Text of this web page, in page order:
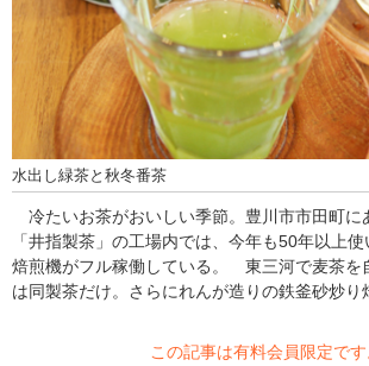
水出し緑茶と秋冬番茶
冷たいお茶がおいしい季節。豊川市市田町に
「井指製茶」の工場内では、今年も50年以上
焙煎機がフル稼働している。 東三河で麦茶を
は同製茶だけ。さらにれんが造りの鉄釜砂炒り
この記事は有料会員限定です